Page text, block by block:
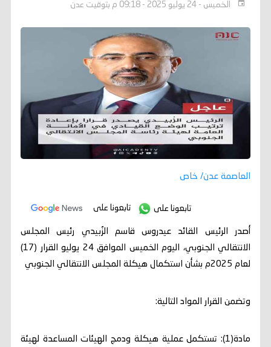
الخميس - 24 يوليو 2025 - 09:18 م بتوقيت عدن
العاصمة عدن/ خاص
تابعونا على تابعونا على
أصدر الرئيس القائد عيدروس قاسم الزُبيدي رئيس المجلس
الانتقالي الجنوبي، اليوم الخميس الموافق 24 يوليو القرار (17)
لعام 2025م بشأن استكمال هيكلة المجلس الانتقالي الجنوبي
وتضمن القرار المواد التالية:
مادة(1): تستكمل عملية هيكلة ودمج الهيئات المساعدة لهيئة